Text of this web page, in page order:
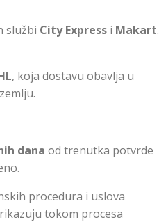
službi City Express i Makart.
, koja dostavu obavlja u
dana od trenutka potvrde
procedura i uslova
tokom procesa